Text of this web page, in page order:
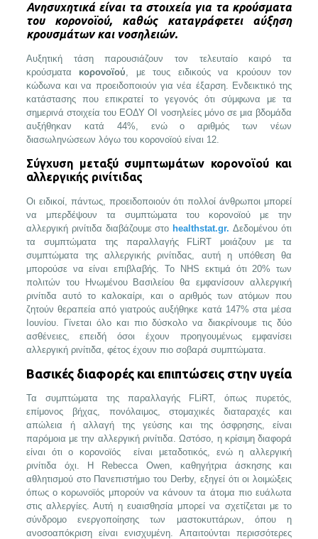
Ανησυχητικά είναι τα στοιχεία για τα κρούσματα
του κορονοϊού, καθώς καταγράφετει αύξηση
κρουσμάτων και νοσηλειών.
Αυξητική τάση παρουσιάζουν τον τελευταίο καιρό τα
κρούσματα κορονοϊού, με τους ειδικούς να κρούουν τον
κώδωνα και να προειδοποιούν για νέα έξαρση. Ενδεικτικό της
κατάστασης που επικρατεί το γεγονός ότι σύμφωνα με τα
σημερινά στοιχεία του ΕΟΔΥ ΟΙ νοσηλείες μόνο σε μια βδομάδα
αυξήθηκαν κατά 44%, ενώ ο αριθμός των νέων
διασωληνώσεων λόγω του κορονοϊού είναι 12.
Σύγχυση μεταξύ συμπτωμάτων κορονοϊού και
αλλεργικής ρινίτιδας
Οι ειδικοί, πάντως, προειδοποιούν ότι πολλοί άνθρωποι μπορεί
να μπερδέψουν τα συμπτώματα του κορονοϊού με την
αλλεργική ρινίτιδα διαβάζουμε στο healthstat.gr. Δεδομένου ότι
τα συμπτώματα της παραλλαγής FLiRT μοιάζουν με τα
συμπτώματα της αλλεργικής ρινίτιδας, αυτή η υπόθεση θα
μπορούσε να είναι επιβλαβής. Το NHS εκτιμά ότι 20% των
πολιτών του Ηνωμένου Βασιλείου θα εμφανίσουν αλλεργική
ρινίτιδα αυτό το καλοκαίρι, και ο αριθμός των ατόμων που
ζητούν θεραπεία από γιατρούς αυξήθηκε κατά 147% στα μέσα
Ιουνίου. Γίνεται όλο και πιο δύσκολο να διακρίνουμε τις δύο
ασθένειες, επειδή όσοι έχουν προηγουμένως εμφανίσει
αλλεργική ρινίτιδα, φέτος έχουν πιο σοβαρά συμπτώματα.
Βασικές διαφορές και επιπτώσεις στην υγεία
Τα συμπτώματα της παραλλαγής FLiRT, όπως πυρετός,
επίμονος βήχας, πονόλαιμος, στομαχικές διαταραχές και
απώλεια ή αλλαγή της γεύσης και της όσφρησης, είναι
παρόμοια με την αλλεργική ρινίτιδα. Ωστόσο, η κρίσιμη διαφορά
είναι ότι ο κορονοϊός είναι μεταδοτικός, ενώ η αλλεργική
ρινίτιδα όχι. Η Rebecca Owen, καθηγήτρια άσκησης και
αθλητισμού στο Πανεπιστήμιο του Derby, εξηγεί ότι οι λοιμώξεις
όπως ο κορωνοϊός μπορούν να κάνουν τα άτομα πιο ευάλωτα
στις αλλεργίες. Αυτή η ευαισθησία μπορεί να σχετίζεται με το
σύνδρομο ενεργοποίησης των μαστοκυττάρων, όπου η
ανοσοαπόκριση είναι ενισχυμένη. Απαιτούνται περισσότερες